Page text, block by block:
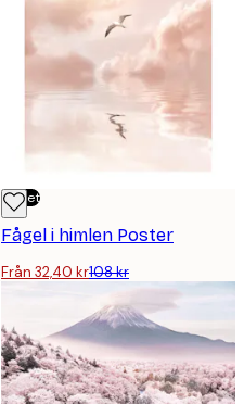
Outlet
Fågel i himlen Poster
Från 32,40 kr108 kr